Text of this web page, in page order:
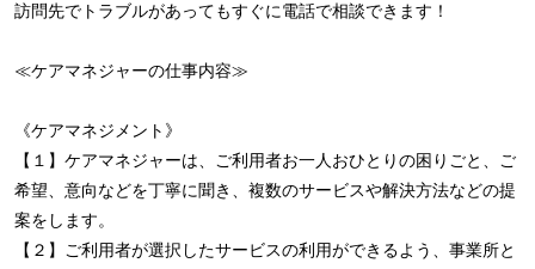
訪問先でトラブルがあってもすぐに電話で相談できます！
≪ケアマネジャーの仕事内容≫
《ケアマネジメント》
【１】ケアマネジャーは、ご利用者お一人おひとりの困りごと、ご
希望、意向などを丁寧に聞き、複数のサービスや解決方法などの提
案をします。
【２】ご利用者が選択したサービスの利用ができるよう、事業所と